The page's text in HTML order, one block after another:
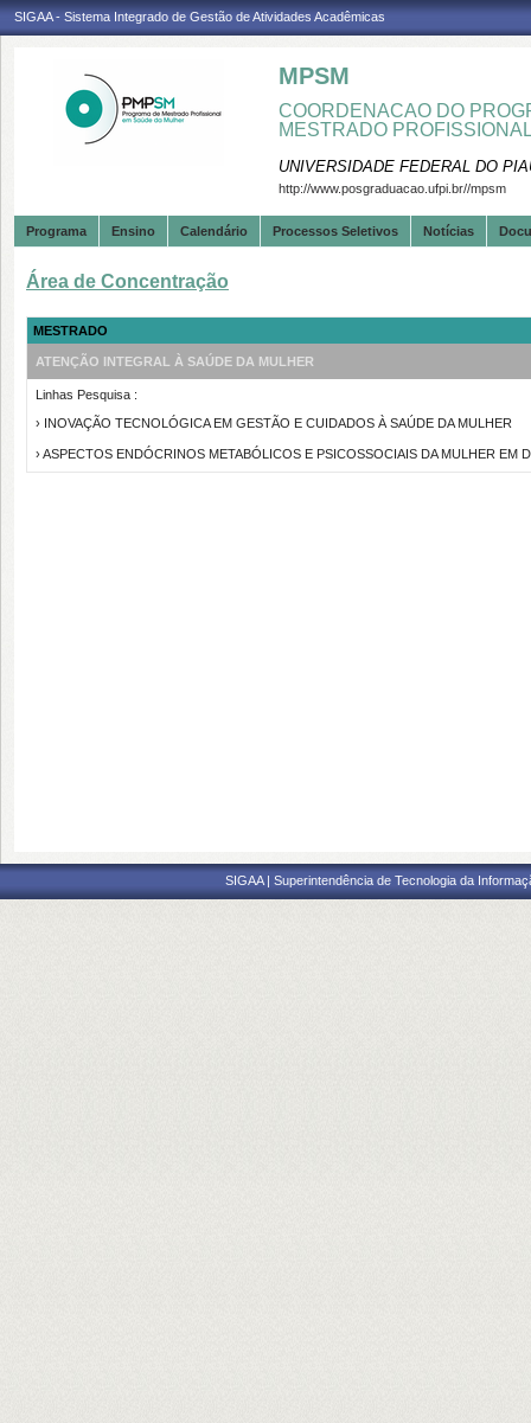
SIGAA - Sistema Integrado de Gestão de Atividades Acadêmicas
MPSM
COORDENACAO DO
MESTRADO
UNIVERSIDADE FEDERAL DO
http://www.posgraduacao.ufpi.br//mpsm
Programa Ensino Calendário Processos Seletivos Notícias
Área de Concentração
MESTRADO
ATENÇÃO INTEGRAL À SAÚDE DA MULHER
Linhas Pesquisa :
› INOVAÇÃO TECNOLÓGICA EM GESTÃO E CUIDADOS À SAÚDE DA MULHER
› ASPECTOS ENDÓCRINOS METABÓLICOS E PSICOSSOCIAIS DA MULHER EM
SIGAA | Superintendência de Tecnologia da